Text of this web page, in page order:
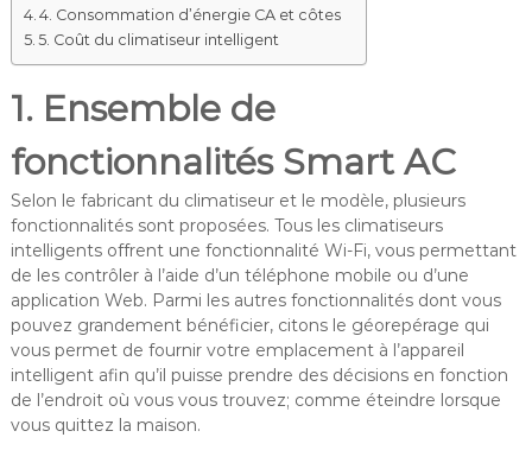
4. Consommation d’énergie CA et côtes
5. Coût du climatiseur intelligent
1. Ensemble de
fonctionnalités Smart AC
Selon le fabricant du climatiseur et le modèle, plusieurs
fonctionnalités sont proposées. Tous les climatiseurs
intelligents offrent une fonctionnalité Wi-Fi, vous permettant
de les contrôler à l’aide d’un téléphone mobile ou d’une
application Web. Parmi les autres fonctionnalités dont vous
pouvez grandement bénéficier, citons le géorepérage qui
vous permet de fournir votre emplacement à l’appareil
intelligent afin qu’il puisse prendre des décisions en fonction
de l’endroit où vous vous trouvez; comme éteindre lorsque
vous quittez la maison.